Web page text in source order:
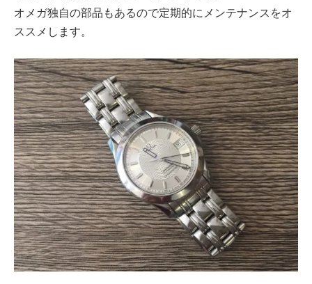
オメガ独自の部品もあるので定期的にメンテナンスをオ
ススメします。